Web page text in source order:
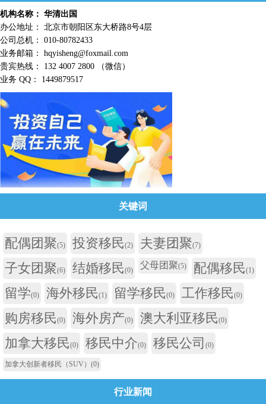
机构名称： 华清出国
办公地址： 北京市朝阳区东大桥路8号4层
公司总机： 010-80782433
业务邮箱： hqyisheng@foxmail.com
贵宾热线： 132 4007 2800 （微信）
业务 QQ： 1449879517
关键词
配偶团聚(5) 投资移民(2) 夫妻团聚(7)
子女团聚(6) 结婚移民(0) 父母团聚(5) 配偶移民(1)
留学(0) 海外移民(1) 留学移民(0) 工作移民(0)
购房移民(0) 海外房产(0) 澳大利亚移民(0)
加拿大移民(0) 移民中介(0) 移民公司 (0)
加拿大创新者移民（SUV） (0)
行业新闻